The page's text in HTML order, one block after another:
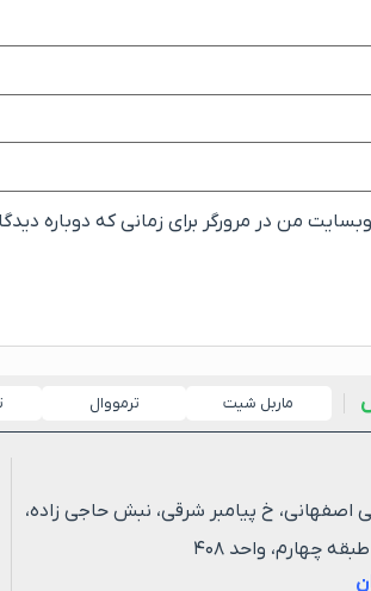
وبسایت من در مرورگر برای زمانی که دوباره
ماربل شیت ترمووال
اصفهانی، خ پیامبر شرقی، نبش حاجی زاده،
چهارم، واحد ۴۰۸